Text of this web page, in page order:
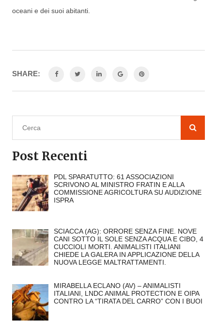
oceani e dei suoi abitanti.
SHARE:
Post Recenti
PDL SPARATUTTO: 61 ASSOCIAZIONI
SCRIVONO AL MINISTRO FRATIN E ALLA
COMMISSIONE AGRICOLTURA SU AUDIZIONE
ISPRA
SCIACCA (AG): ORRORE SENZA FINE. NOVE
CANI SOTTO IL SOLE SENZA ACQUA E CIBO, 4
CUCCIOLI MORTI. ANIMALISTI ITALIANI
CHIEDE LA GALERA IN APPLICAZIONE DELLA
NUOVA LEGGE MALTRATTAMENTI.
MIRABELLA ECLANO (AV) – ANIMALISTI
ITALIANI, LNDC ANIMAL PROTECTION E OIPA
CONTRO LA “TIRATA DEL CARRO” CON I BUOI